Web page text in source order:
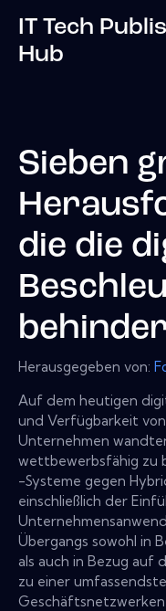
IT Tech
Hub
Sieben
die die
Herausgegeben von:
Auf dem heutigen
und Verfügbarkeit
Unternehmen
wettbewerbsfähig zu
-Systeme gegen
einschließlich der
Übergangs sowohl in
als auch in Bezug
zu einer
Geschäftsnetzwerken